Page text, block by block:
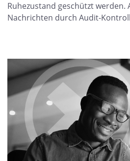
Ruhezustand geschützt werden.
Nachrichten durch Audit-